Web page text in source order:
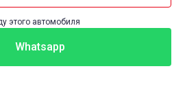
этого автомобиля
Whatsapp